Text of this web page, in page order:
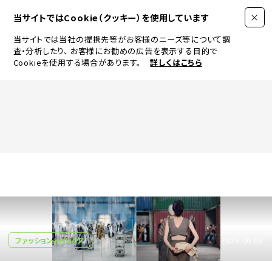
当サイトではCookie（クッキー）を使用しています
当サイトでは当社の提携先等がお客様のニーズ等について調
査・分析したり、 お客様にお勧めの広告を表示する目的で
Cookieを使用する場合があります。
詳しくはこちら
JEWELRY & WATCH
LIFESTYLE
ファッショントピックス